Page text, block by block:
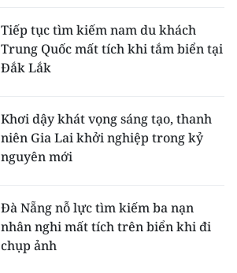
Tiếp tục tìm kiếm nam du khách
Trung Quốc mất tích khi tắm biển tại
Đắk Lắk
Khơi dậy khát vọng sáng tạo, thanh
niên Gia Lai khởi nghiệp trong kỷ
nguyên mới
Đà Nẵng nỗ lực tìm kiếm ba nạn
nhân nghi mất tích trên biển khi đi
chụp ảnh